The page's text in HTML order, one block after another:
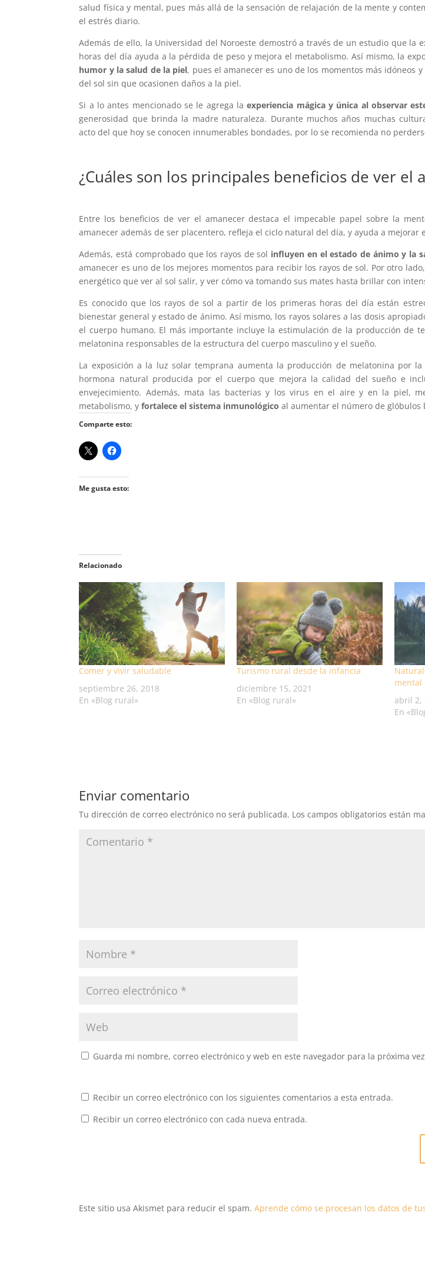
salud física y mental, pues más allá de la sensación de relajación de la mente y
el estrés diario.
Además de ello, la Universidad del Noroeste demostró a través de un estudio que la
horas del día ayuda a la pérdida de peso y mejora el metabolismo. Así mismo, la
humor y la salud de la piel, pues el amanecer es uno de los momentos más idóneos
del sol sin que ocasionen daños a la piel.
Si a lo antes mencionado se le agrega laexperiencia mágica y única al observar
generosidad que brinda la madre naturaleza. Durante muchos años muchas
acto del que hoy se conocen innumerables bondades, por lo se recomienda no
¿Cuáles son los principales beneficios de ver el
Entre los beneficios de ver el amanecer destaca el impecable papel sobre la
amanecer además de ser placentero, refleja el ciclo natural del día, y ayuda a mejorar
Además, está comprobado que los rayos de sol influyen en el estado de ánimo y la
amanecer es uno de los mejores momentos para recibir los rayos de sol. Por otro
energético que ver al sol salir, y ver cómo va tomando sus mates hasta brillar con
Es conocido que los rayos de sol a partir de los primeras horas del día están
bienestar general y estado de ánimo. Así mismo, los rayos solares a las dosis
el cuerpo humano. El más importante incluye la estimulación de la producción de
melatonina responsables de la estructura del cuerpo masculino y el sueño.
La exposición a la luz solar temprana aumenta la producción de melatonina por
hormona natural producida por el cuerpo que mejora la calidad del sueño e
envejecimiento. Además, mata las bacterias y los virus en el aire y en la piel,
metabolismo, yfortalece el sistema inmunológico al aumentar el número de glóbulos
Comparte esto:
Me gusta esto:
Relacionado
Comer y vivir saludable
septiembre 26, 2018
En «Blog rural»
Turismo rural desde la infancia
diciembre 15, 2021
En «Blog rural»
mental
abril 2,
En
Enviar comentario
Tu dirección de correo electrónico no será publicada. Los campos obligatorios están
Guarda mi nombre, correo electrónico y web en este navegador para la próxima
Recibir un correo electrónico con los siguientes comentarios a esta entrada.
Recibir un correo electrónico con cada nueva entrada.
Este sitio usa Akismet para reducir el spam.Aprende cómo se procesan los datos de